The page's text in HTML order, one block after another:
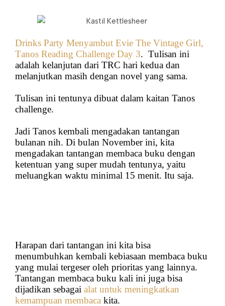
Drinks Party Menyambut Evie The Vintage Girl,
Tanos Reading Challenge Day 3. Tulisan ini
adalah kelanjutan dari TRC hari kedua dan
melanjutkan masih dengan novel yang sama.
Tulisan ini tentunya dibuat dalam kaitan Tanos
challenge.
Jadi Tanos kembali mengadakan tantangan
bulanan nih. Di bulan November ini, kita
mengadakan tantangan membaca buku dengan
ketentuan yang super mudah tentunya, yaitu
meluangkan waktu minimal 15 menit. Itu saja.
Harapan dari tantangan ini kita bisa
menumbuhkan kembali kebiasaan membaca buku
yang mulai tergeser oleh prioritas yang lainnya.
Tantangan membaca buku kali ini juga bisa
dijadikan sebagai alat untuk meningkatkan
kemampuan membaca kita.